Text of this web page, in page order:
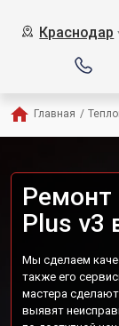
Краснодар
Главная /
Ремонт
Plus v3
Мы сделаем
также его
мастера сделают
выявят